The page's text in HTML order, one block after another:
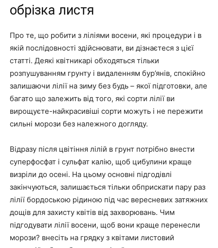
обрізка листя
Про те, що робити з ліліями восени, які процедури і в
якій послідовності здійснювати, ви дізнаєтеся з цієї
статті. Деякі квітникарі обходяться тільки
розпушуванням грунту і видаленням бур’янів, спокійно
залишаючи лілії на зиму без будь – якої підготовки, але
багато що залежить від того, які сорти лілії ви
вирощуєте-найкрасивіші сорти можуть і не пережити
сильні морози без належного догляду.
Відразу після цвітіння лілій в грунт потрібно внести
суперфосфат і сульфат калію, щоб цибулини краще
визріли до осені. На цьому основні підгодівлі
закінчуються, залишається тільки обприскати пару раз
лілії бордоською рідиною під час вересневих затяжних
дощів для захисту квітів від захворювань. Чим
підгодувати лілії восени, щоб вони краще перенесли
морози? внесіть на грядку з квітами листовий